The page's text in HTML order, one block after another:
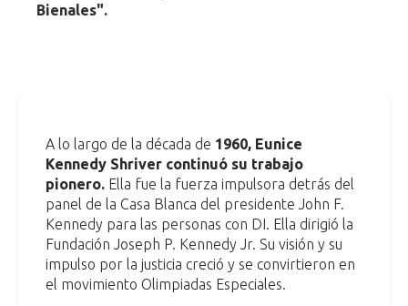
Bienales".
A lo largo de la década de 1960, Eunice
Kennedy Shriver continuó su trabajo
pionero. Ella fue la fuerza impulsora detrás del
panel de la Casa Blanca del presidente John F.
Kennedy para las personas con DI. Ella dirigió la
Fundación Joseph P. Kennedy Jr. Su visión y su
impulso por la justicia creció y se convirtieron en
el movimiento Olimpiadas Especiales.